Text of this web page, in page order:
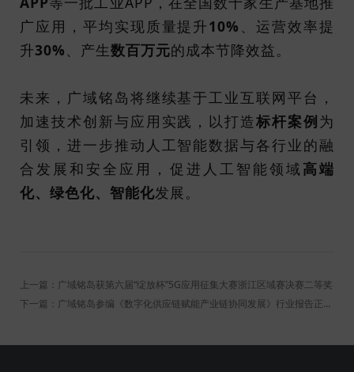
广应用，平均实现质量提升10% 、运营效率提
升30%、产生数百万元的成本节降效益。
未来，广域铭岛将继续基于工业互联网平台，
加速技术创新与应用实践，以打造标杆案例 为
引领，进一步推动人工智能数据与各行业的融
合发展和安全应用，促进人工智能领域 高端
化、绿色化、智能化发展。
上一篇：广域铭岛获第六届“绽放杯”5G应用征集大赛浙江区域赛决赛二等奖
下一篇：广域铭岛参编《数字化供应链赋能产业链协同发展》行业报告正式发布